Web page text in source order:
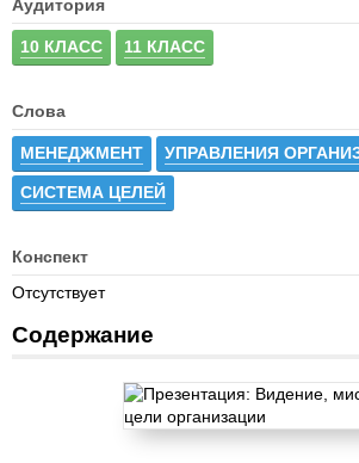
Аудитория
10 КЛАСС 11 КЛАСС
Слова
МЕНЕДЖМЕНТ УПРАВЛЕНИЯ
СИСТЕМА ЦЕЛЕЙ
Конспект
Отсутствует
Содержание